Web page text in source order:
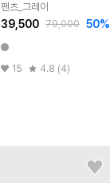
팬츠_그레이
39,500 79,000 50%
15 4.8 (4)